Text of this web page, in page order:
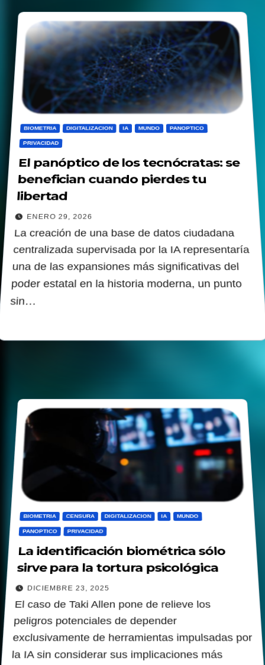
BIOMETRIA DIGITALIZACION IA MUNDO PANOPTICO
PRIVACIDAD
El panóptico de los tecnócratas: se
benefician cuando pierdes tu
libertad
ENERO 29, 2026
La creación de una base de datos ciudadana
centralizada supervisada por la IA representaría
una de las expansiones más significativas del
poder estatal en la historia moderna, un punto
sin…
BIOMETRIA CENSURA DIGITALIZACION IA MUNDO
PANOPTICO PRIVACIDAD
La identificación biométrica sólo
sirve para la tortura psicológica
DICIEMBRE 23, 2025
El caso de Taki Allen pone de relieve los
peligros potenciales de depender
exclusivamente de herramientas impulsadas por
la IA sin considerar sus implicaciones más